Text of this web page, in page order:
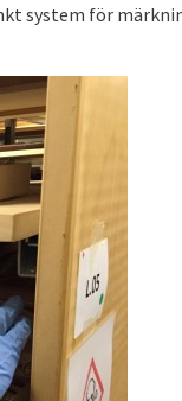
system för